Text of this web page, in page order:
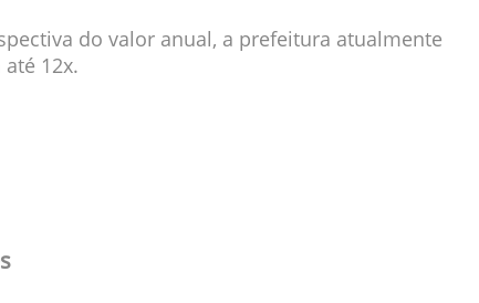
do valor anual, a prefeitura atualmente
12x.